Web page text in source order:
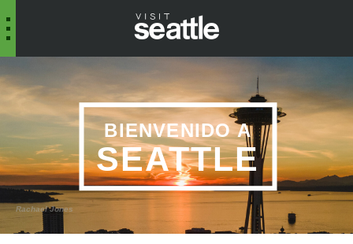
Rachael Jones
BIENVENIDO A
SEATTLE